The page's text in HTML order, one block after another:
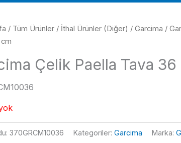
/ Tüm Ürünler / İthal Ürünler (Diğer) / Garcima /
Çelik Paella Tava 36
370GRCM10036 Kategoriler: Garcima Marka: